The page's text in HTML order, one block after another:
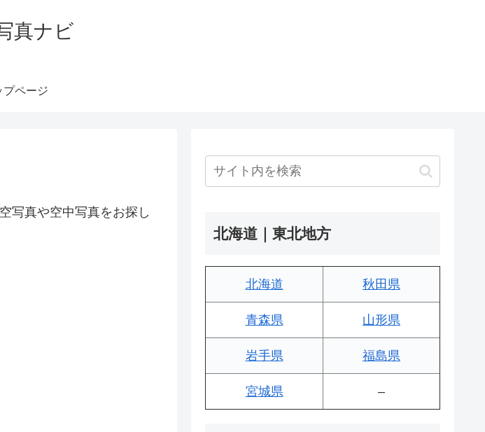
真ナビ
プページ
写真や空中写真をお探し
北海道｜東北地方
北海道 秋田県
青森県 山形県
岩手県 福島県
宮城県 –